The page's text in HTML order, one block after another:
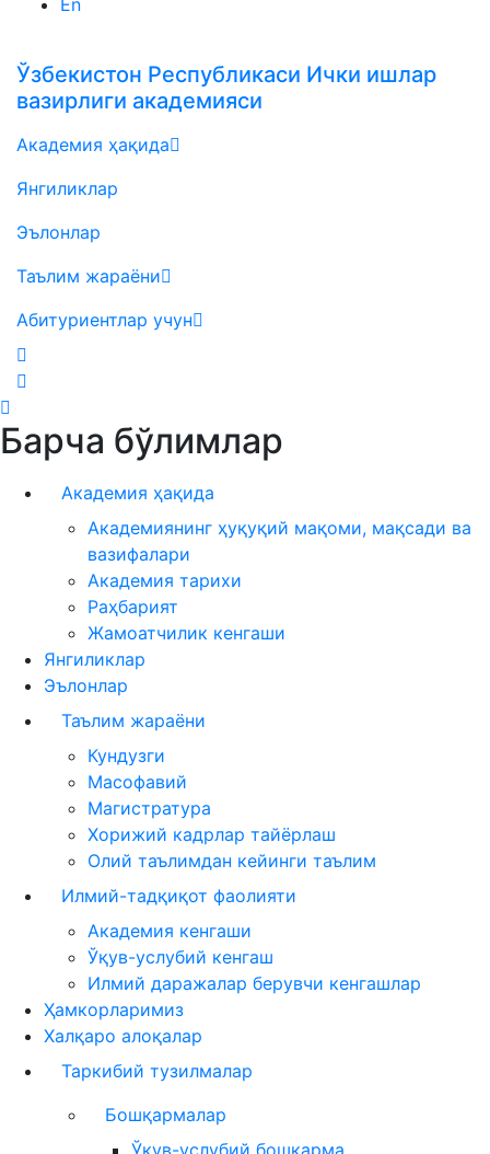
En
Ўзбекистон Республикаси Ички ишлар
вазирлиги академияси
Академия ҳақида
Янгиликлар
Эълонлар
Таълим жараёни
Абитуриентлар учун
Барча бўлимлар
Академия ҳақида
Академиянинг ҳуқуқий мақоми, мақсади ва
вазифалари
Академия тарихи
Раҳбарият
Жамоатчилик кенгаши
Янгиликлар
Эълонлар
Таълим жараёни
Кундузги
Масофавий
Магистратура
Хорижий кадрлар тайёрлаш
Олий таълимдан кейинги таълим
Илмий-тадқиқот фаолияти
Академия кенгаши
Ўқув-услубий кенгаш
Илмий даражалар берувчи кенгашлар
Ҳамкорларимиз
Халқаро алоқалар
Таркибий тузилмалар
Бошқармалар
Ўқув-услубий бошқарма